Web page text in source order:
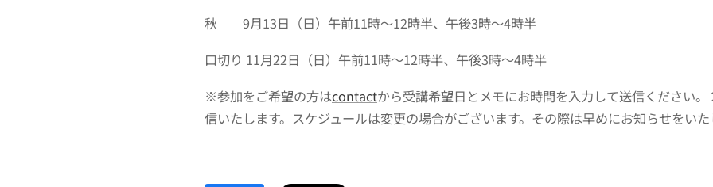
秋 9月13日（日）午前11時～12時半、午後3時～4時半
口切り 11月22日（日）午前11時～12時半、午後3時～4時半
※参加をご希望の方はcontactから受講希望日とメモにお時間を入力して送信ください
信いたします。スケジュールは変更の場合がございます。その際は早めにお知らせをいた